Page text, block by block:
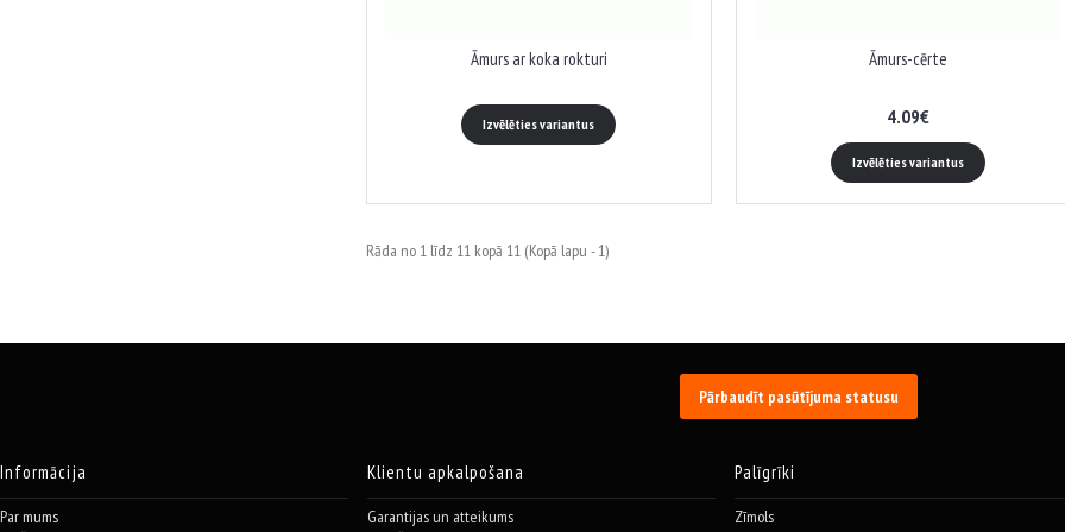
Āmurs ar koka rokturi
Izvēlēties variantus
Āmurs-cērte
4.09€
Izvēlēties variantus
Rāda no 1 līdz 11 kopā 11 (Kopā lapu - 1)
Pārbaudīt pasūtījuma statusu
Informācija
Par mums
Klientu apkalpošana
Garantijas un atteikums
Palīgrīki
Zīmols